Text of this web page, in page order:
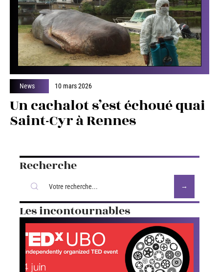
News 10 mars 2026
Un cachalot s’est échoué quai
Saint-Cyr à Rennes
Recherche
Les incontournables